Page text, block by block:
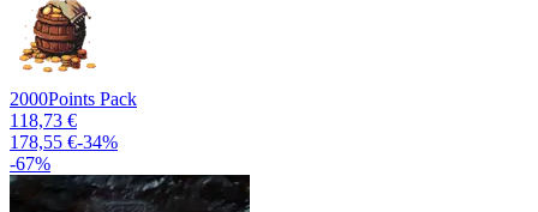
2000Points Pack
118,73 €
178,55 €-34%
-67%